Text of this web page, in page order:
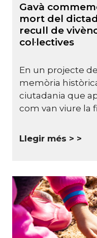
Gavà
mort del
recull de
col·lectives
En un projecte
memòria
ciutadania que
com van viure la
Llegir més >